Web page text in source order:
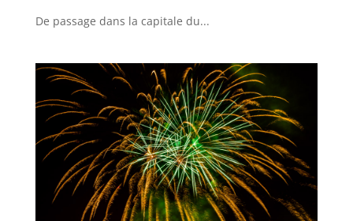
De passage dans la capitale du...